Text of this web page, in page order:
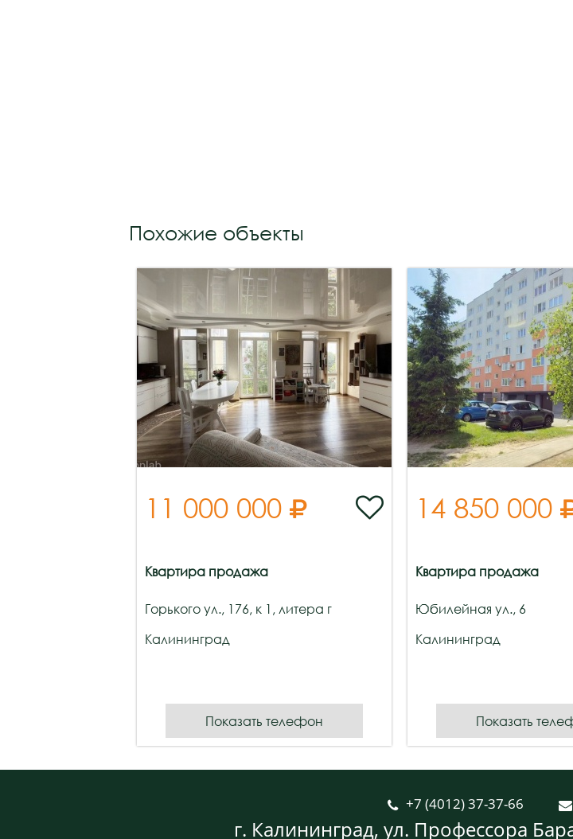
Похожие объекты
11 000 000  
Квартира продажа
Горького ул., 176, к 1, литера г
Калининград
Показать телефон
14 850 000
Квартира продажа
Юбилейная ул., 6
Калининград
Показать
 +7 (4012) 37-37-66 
г. Калининград, ул. Профессора